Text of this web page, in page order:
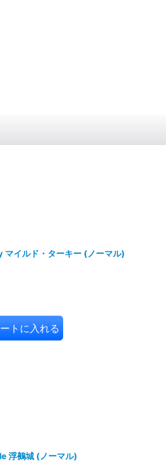
イルド・ターキー (ノーマル)
トに入れる
浮鵺城 (ノーマル)